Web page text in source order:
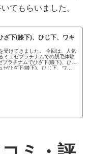
てもらいました。
ざ下(膝下)、ひじ下、ワキ
受けてきました。 今回は、人気
ミュゼプラチナムでの脱毛体験
キ脱毛体験談!! ミュゼひざ下(膝下)、ひじ下、ワ...